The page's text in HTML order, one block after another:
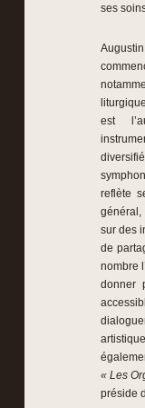
ses
est
reflète
général,
sur des
de
nombre
donner
« Les
préside